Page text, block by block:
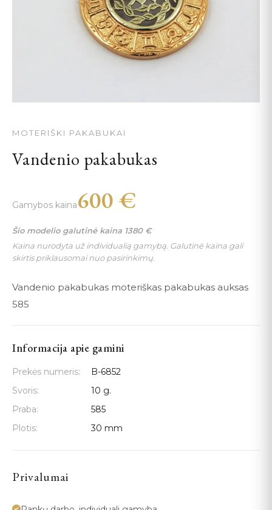
MOTERIŠKI PAKABUKAI
Vandenio pakabukas
Gamybos kaina600 €
Šio modelio galutinė kaina 1380 €
Kaina nurodyta už individualią gamybą. Galutinė kaina gali
skirtis priklausomai nuo pasirinkimų.
Vandenio pakabukas moteriškas pakabukas auksas
585
Informacija apie gamini
Prekės numeris:
B-6852
Svoris:
10 g.
Praba:
585
Plotis:
30 mm
Privalumai